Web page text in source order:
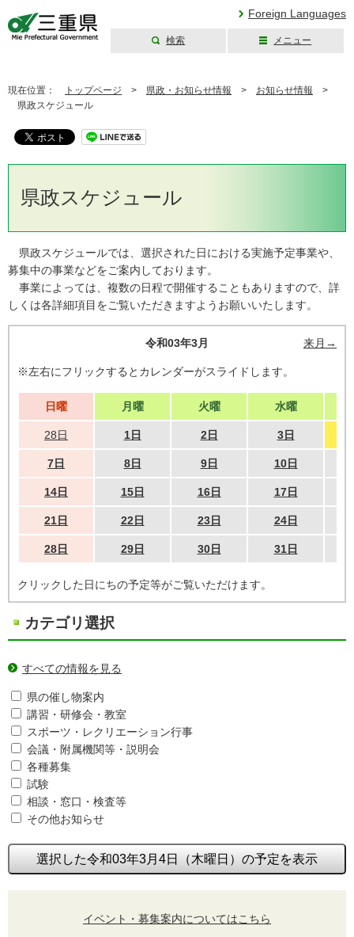
Foreign Languages
検索 メニュー
現在位置： トップページ > 県政・お知らせ情報 > お知らせ情報 >
県政スケジュール
県政スケジュール
県政スケジュールでは、選択された日における実施予定事業や、
募集中の事業などをご案内しております。
事業によっては、複数の日程で開催することもありますので、詳
しくは各詳細項目をご覧いただきますようお願いいたします。
令和03年3月 来月→
※左右にフリックするとカレンダーがスライドします。
日曜 月曜 火曜 水曜
28日 1日 2日 3日
7日 8日 9日 10日
14日 15日 16日 17日
21日 22日 23日 24日
28日 29日 30日 31日
クリックした日にちの予定等がご覧いただけます。
カテゴリ選択
すべての情報を見る
県の催し物案内
講習・研修会・教室
スポーツ・レクリエーション行事
会議・附属機関等・説明会
各種募集
試験
相談・窓口・検査等
その他お知らせ
選択した令和03年3月4日（木曜日）の予定を表示
イベント・募集案内についてはこちら